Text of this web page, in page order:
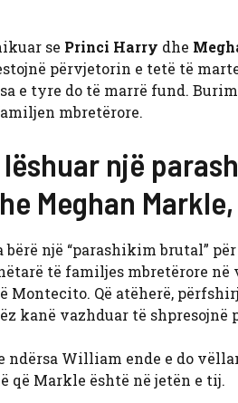
se Princi Harry dhe
përvjetorin e tetë të
e tyre do të marrë fund.
mbretërore.
lëshuar një
Meghan
një “parashikim brutal”
të familjes mbretërore
Montecito. Që atëherë,
kanë vazhduar të
ndërsa William ende e do
që Markle është në jetën e tij.